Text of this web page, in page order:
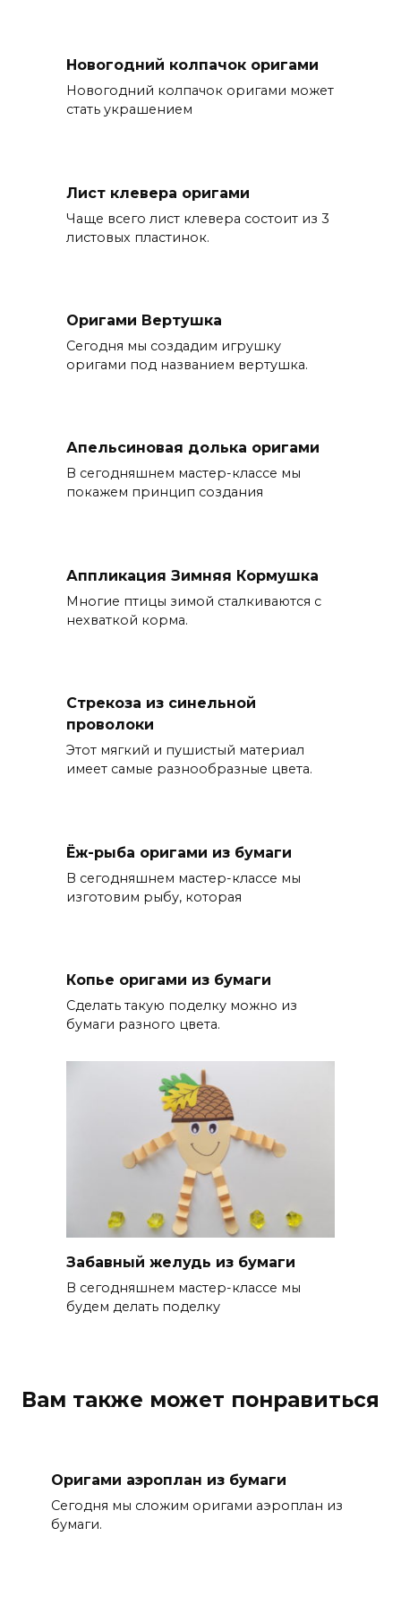
Новогодний колпачок оригами
Новогодний колпачок оригами может
стать украшением
Лист клевера оригами
Чаще всего лист клевера состоит из 3
листовых пластинок.
Оригами Вертушка
Сегодня мы создадим игрушку
оригами под названием вертушка.
Апельсиновая долька оригами
В сегодняшнем мастер-классе мы
покажем принцип создания
Аппликация Зимняя Кормушка
Многие птицы зимой сталкиваются с
нехваткой корма.
Стрекоза из синельной
проволоки
Этот мягкий и пушистый материал
имеет самые разнообразные цвета.
Ёж-рыба оригами из бумаги
В сегодняшнем мастер-классе мы
изготовим рыбу, которая
Копье оригами из бумаги
Сделать такую поделку можно из
бумаги разного цвета.
Забавный желудь из бумаги
В сегодняшнем мастер-классе мы
будем делать поделку
Вам также может понравиться
Оригами аэроплан из бумаги
Сегодня мы сложим оригами аэроплан из
бумаги.